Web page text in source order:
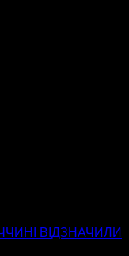
ВІДЗНАЧИЛИ